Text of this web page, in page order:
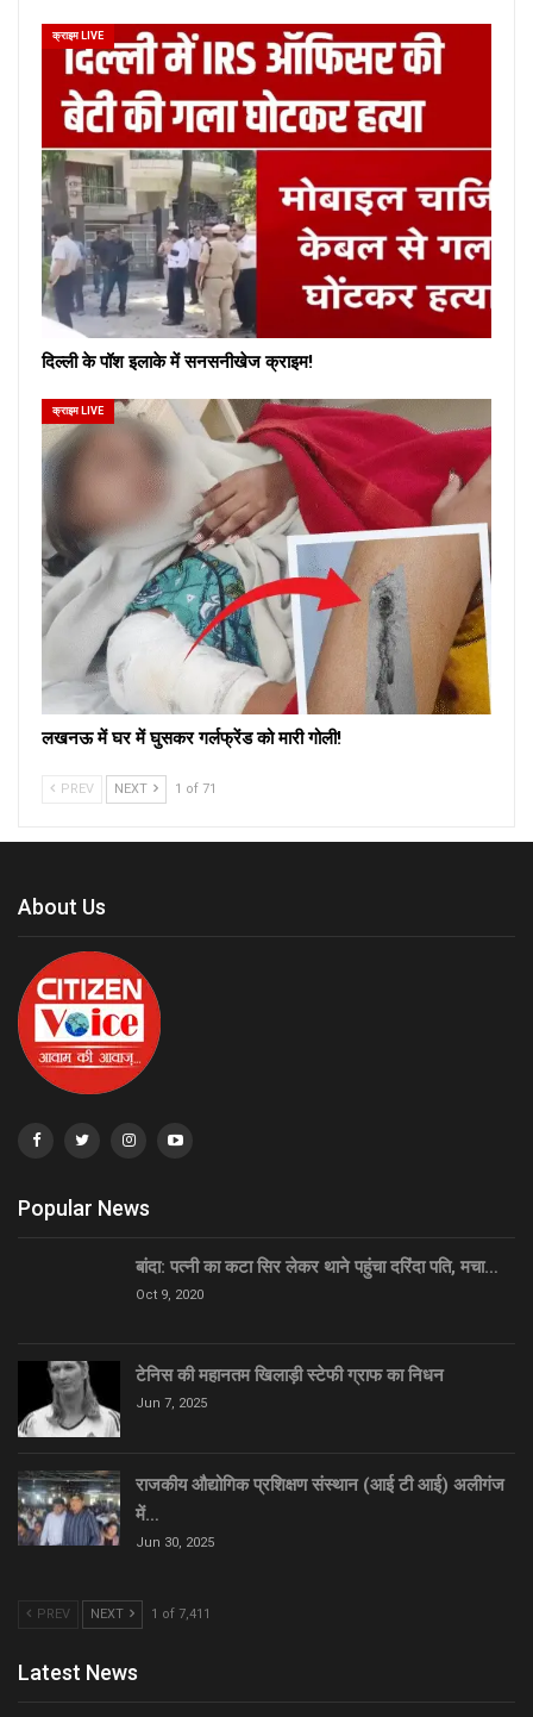
क्राइम LIVE
दिल्ली के पॉश इलाके में सनसनीखेज क्राइम!
क्राइम LIVE
लखनऊ में घर में घुसकर गर्लफ्रेंड को मारी गोली!
PREV NEXT 1 of 71
About Us
Popular News
बांदा: पत्नी का कटा सिर लेकर थाने पहुंचा दरिंदा पति, मचा…
Oct 9, 2020
टेनिस की महानतम खिलाड़ी स्टेफी ग्राफ का निधन
Jun 7, 2025
राजकीय औद्योगिक प्रशिक्षण संस्थान (आई टी आई) अलीगंज
में…
Jun 30, 2025
PREV NEXT 1 of 7,411
Latest News